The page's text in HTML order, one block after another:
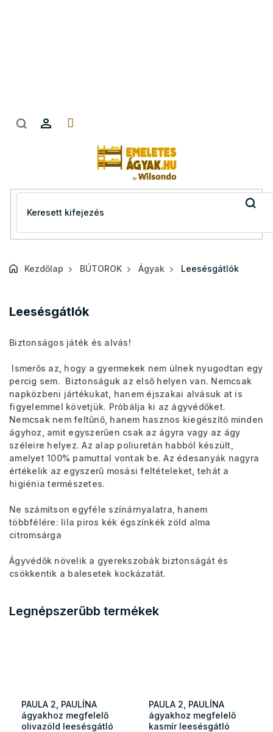
Kezdőlap BÚTOROK Ágyak Leesésgátlók
Leesésgátlók
Biztonságos játék és alvás!
Ismerős az, hogy a gyermekek nem ülnek nyugodtan egy
percig sem. Biztonságuk az első helyen van. Nemcsak
napközbeni jártékukat, hanem éjszakai alvásuk at is
figyelemmel követjük. Próbálja ki az ágyvédőket.
Nemcsak nem feltűnő, hanem hasznos kiegészítő minden
ágyhoz, amit egyszerűen csak az ágyra vagy az ágy
széleire helyez. Az alap poliuretán habból készült,
amelyet 100% pamuttal vontak be. Az édesanyák nagyra
értékelik az egyszerű mosási feltételeket, tehát a
higiénia természetes.
Ne számítson egyféle színárnyalatra, hanem
többfélére: lila piros kék égszínkék zöld alma
citromsárga
Ágyvédők növelik a gyerekszobák biztonságát és
csökkentik a balesetek kockázatát.
Legnépszerűbb termékek
PAULA 2, PAULÍNA
ágyakhoz megfelelő
olivazöld leesésgátló
PAULA 2, PAULÍNA
ágyakhoz megfelelő
kasmír leesésgátló